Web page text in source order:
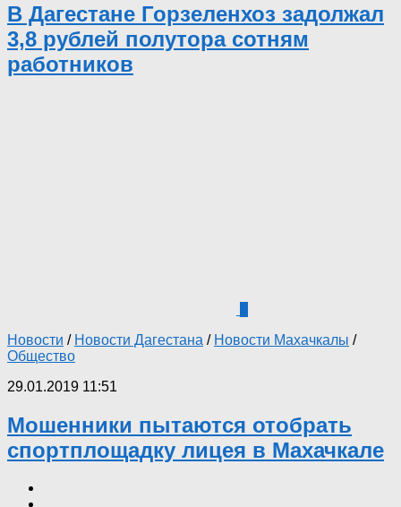
В Дагестане Горзеленхоз задолжал
3,8 рублей полутора сотням
работников
Новости / Новости Дагестана / Новости Махачкалы /
Общество
29.01.2019 11:51
Мошенники пытаются отобрать
спортплощадку лицея в Махачкале